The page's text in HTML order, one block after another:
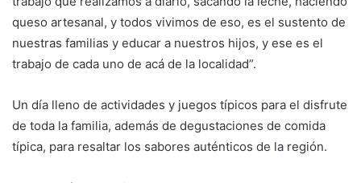
queso artesanal, y todos vivimos de eso, es el sustento de
nuestras familias y educar a nuestros hijos, y ese es el
trabajo de cada uno de acá de la localidad”.
Un día lleno de actividades y juegos típicos para el disfrute
de toda la familia, además de degustaciones de comida
típica, para resaltar los sabores auténticos de la región.